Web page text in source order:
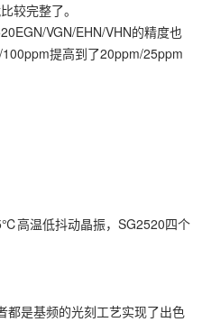
较完整了。
VGN/EHN/VHN的精度也
提高到了20ppm/25ppm
高温低抖动晶振，SG2520四个
都是基频的光刻工艺实现了出色